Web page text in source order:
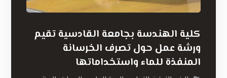
كلية الهندسة بجامعة القادسية تقيم
ورشة عمل حول تصرف الخرسانة
المنفذة للماء واستخداماتها